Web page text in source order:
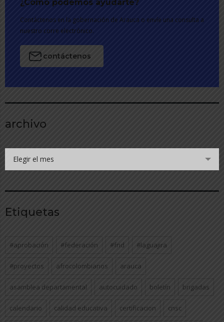
¿Cómo podemos ayudarte?
Contáctenos en la gobernación de Arauca o envíe una consulta a
nuestro corre electrónico.
contáctenos
archivo
Elegir el mes
Etiquetas
#aprobación #federación #fnd #laguajira
#proyectos afrocolombianos arauca
asamblea departamental autocuidado boletín brigadas
calendario calidad educativa certificacion cnsc